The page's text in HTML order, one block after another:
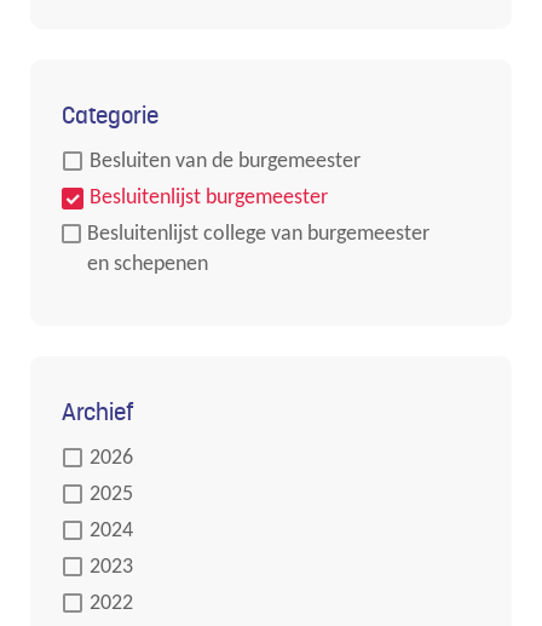
Categorie
Besluiten van de burgemeester
Besluitenlijst burgemeester
Besluitenlijst college van burgemeester
en schepenen
Archief
2026
2025
2024
2023
2022